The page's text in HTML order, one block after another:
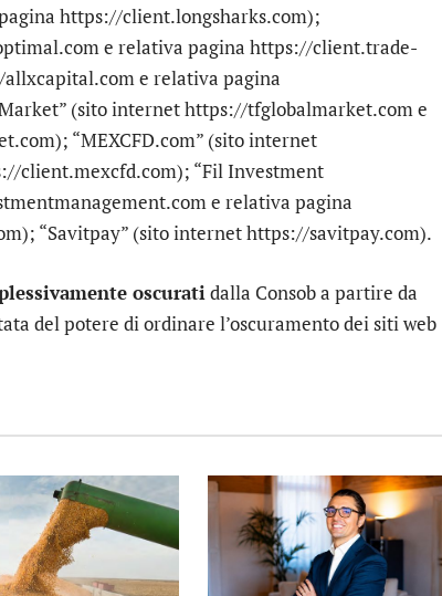
https://client.longsharks.com);
e relativa pagina https://client.trade-
e relativa pagina
(sito internet https://tfglobalmarket.com e
“MEXCFD.com” (sito internet
client.mexcfd.com); “Fil Investment
e relativa pagina
“Savitpay” (sito internet https://savitpay.com).
oscuratidalla Consob a partire da
del potere di ordinare l’oscuramento dei siti web